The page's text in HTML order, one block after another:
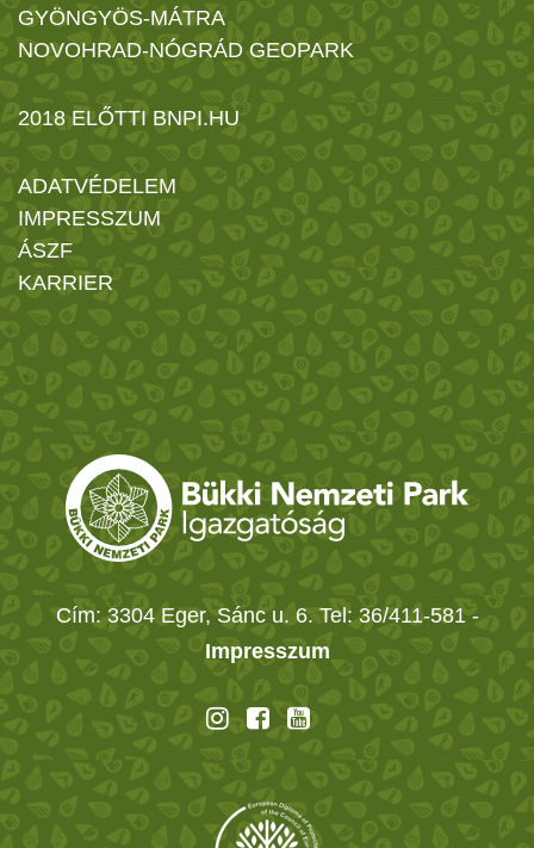
GYÖNGYÖS-MÁTRA
NOVOHRAD-NÓGRÁD GEOPARK
2018 ELŐTTI BNPI.HU
ADATVÉDELEM
IMPRESSZUM
ÁSZF
KARRIER
Cím: 3304 Eger, Sánc u. 6. Tel: 36/411-581 -
Impresszum